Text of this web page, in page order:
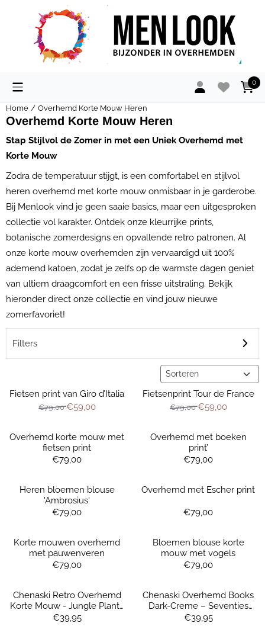
Cookievoorkeuren zijn momenteel gesloten.
0
Home / Overhemd Korte Mouw Heren
Overhemd Korte Mouw Heren
Stap Stijlvol de Zomer in met een Uniek Overhemd met
Korte Mouw
Zodra de temperatuur stijgt, is een comfortabel en stijlvol
heren overhemd met korte mouw onmisbaar in je garderobe.
Bij Menlook vind je geen saaie basics, maar een uitgesproken
collectie vol karakter. Ontdek onze kleurrijke prints,
botanische zomerdesigns en opvallende retro patronen. Al
onze korte mouw overhemden zijn vervaardigd uit 100%
ademend katoen, zodat je zelfs op de warmste dagen geniet
van ultiem draagcomfort en een frisse uitstraling. Bekijk
hieronder direct onze collectie en vind jouw nieuwe
zomerfavoriet!
Filters
Sorteermethode
Fietsen print van Giro d’Italia
Van 79,00 voor 59,00
€79,00€59,00
Fietsenprint Tour de France
Van 79,00 voor
€79,00€59,00
Overhemd korte mouw met
fietsen print
Prijs: 79,00
€79,00
Overhemd met boeken
print’
Prijs: 79,00
€79,00
Heren bloemen blouse
'Ambrosius'
Prijs: 79,00
€79,00
Overhemd met Escher print
Prijs: 79,00
€79,00
Korte mouwen overhemd
met pauwenveren
Prijs: 79,00
€79,00
Bloemen blouse korte
mouw met vogels
Prijs: 79,00
€79,00
Chenaski Retro Overhemd
Korte Mouw - Jungle Plants
Navy, Green & Rose
Prijs: 39,95
€39,95
Chenaski Overhemd Books
Dark-Creme – Seventies
Blokkenprint Korte Mouw
Prijs: 39,95
€39,95